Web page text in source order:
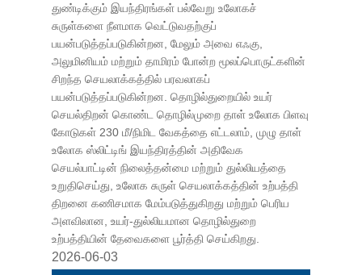
துண்டிக்கும் இயந்திரங்கள் பல்வேறு உலோகச்
சுருள்களை நீளமாக வெட்டுவதற்குப்
பயன்படுத்தப்படுகின்றன, மேலும் அவை எஃகு,
அலுமினியம் மற்றும் தாமிரம் போன்ற மூலப்பொருட்களின்
சிறந்த செயலாக்கத்தில் பரவலாகப்
பயன்படுத்தப்படுகின்றன. தொழில்துறையில் உயர்
செயல்திறன் கொண்ட தொழில்முறை தாள் உலோக பிளவு
கோடுகள் 230 மீ/நிமிட வேகத்தை எட்டலாம், முழு தாள்
உலோக ஸ்லிட்டிங் இயந்திரத்தின் அதிவேக
செயல்பாட்டின் நிலைத்தன்மை மற்றும் துல்லியத்தை
உறுதிசெய்து, உலோக சுருள் செயலாக்கத்தின் உற்பத்தி
திறனை கணிசமாக மேம்படுத்துகிறது மற்றும் பெரிய
அளவிலான, உயர்-துல்லியமான தொழில்துறை
உற்பத்தியின் தேவைகளை பூர்த்தி செய்கிறது.
2026-06-03